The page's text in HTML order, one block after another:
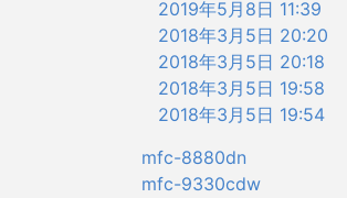
2019年5月8日 11:39
2018年3月5日 20:20
2018年3月5日 20:18
2018年3月5日 19:58
2018年3月5日 19:54
mfc-8880dn
mfc-9330cdw